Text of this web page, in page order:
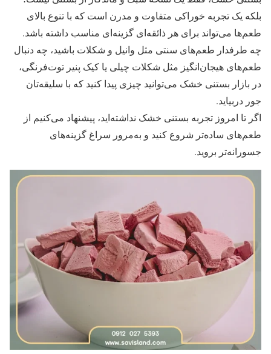
بلکه یک تجربه خوراکی متفاوت و مدرن است که با تنوع بالای
طعم‌ها می‌تواند برای هر ذائقه‌ای گزینه‌ای مناسب داشته باشد.
چه طرفدار طعم‌های سنتی مثل وانیل و شکلات باشید، چه دنبال
طعم‌های هیجان‌انگیز مثل شکلات چیلی یا کیک پنیر توت‌فرنگی،
در بازار بستنی خشک می‌توانید چیزی پیدا کنید که با سلیقه‌تان
جور دربیاید.
اگر تا امروز تجربه بستنی خشک نداشته‌اید، پیشنهاد می‌کنیم از
طعم‌های ساده‌تر شروع کنید و به‌مرور سراغ گزینه‌های
جسورانه‌تر بروید.